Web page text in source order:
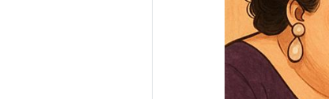
別）に改定されている。
カラーバリエーションはレッ
アの6種類。他にも限定色があ